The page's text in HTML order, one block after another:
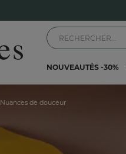
NOUVEAUTÉS -30%
Nuances de douceur